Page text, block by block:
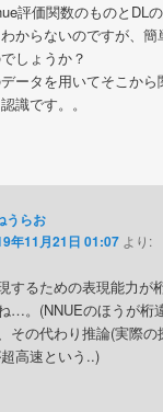
評価関数のものとDL
からないのですが、簡
しょうか？
ータを用いてそこから
識です。。
うらお
年11月21日 01:07 より:
するための表現能力が
…。(NNUEのほうが桁
その代わり推論(実際の
高速という..)